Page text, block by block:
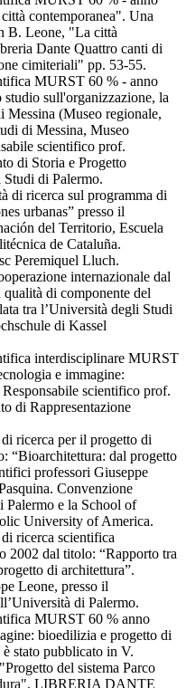
contemporanea". Una
B. Leone, "La città
Dante Quattro canti di
cimiteriali" pp. 53-55.
MURST 60 % - anno
sull'organizzazione, la
Messina (Museo regionale,
di Messina, Museo
scientifico prof.
di Storia e Progetto
di Palermo.
di ricerca sul programma di
urbanas” presso il
del Territorio, Escuela
de Cataluña.
Peremiquel Lluch.
internazionale dal
di componente del
tra l’Università degli Studi
di Kassel
interdisciplinare MURST
e immagine:
scientifico prof.
di Rappresentazione
ricerca per il progetto di
“Bioarchitettura: dal progetto
professori Giuseppe
Convenzione
Palermo e la School of
University of America.
ricerca scientifica
2002 dal titolo: “Rapporto tra
di architettura”.
Leone, presso il
di Palermo.
MURST 60 % anno
bioedilizia e progetto di
stato pubblicato in V.
del sistema Parco
LIBRERIA DANTE